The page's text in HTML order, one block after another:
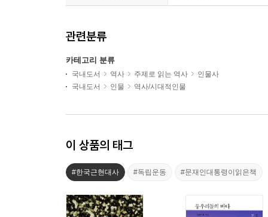
관련분류
카테고리 분류
국내도서 역사 주제로 읽는 역사
인물사
국내도서
인물 역사/시대적인물
이 상품의 태그
#한국근현대사 #독립운동 #문재인대통령이읽은책